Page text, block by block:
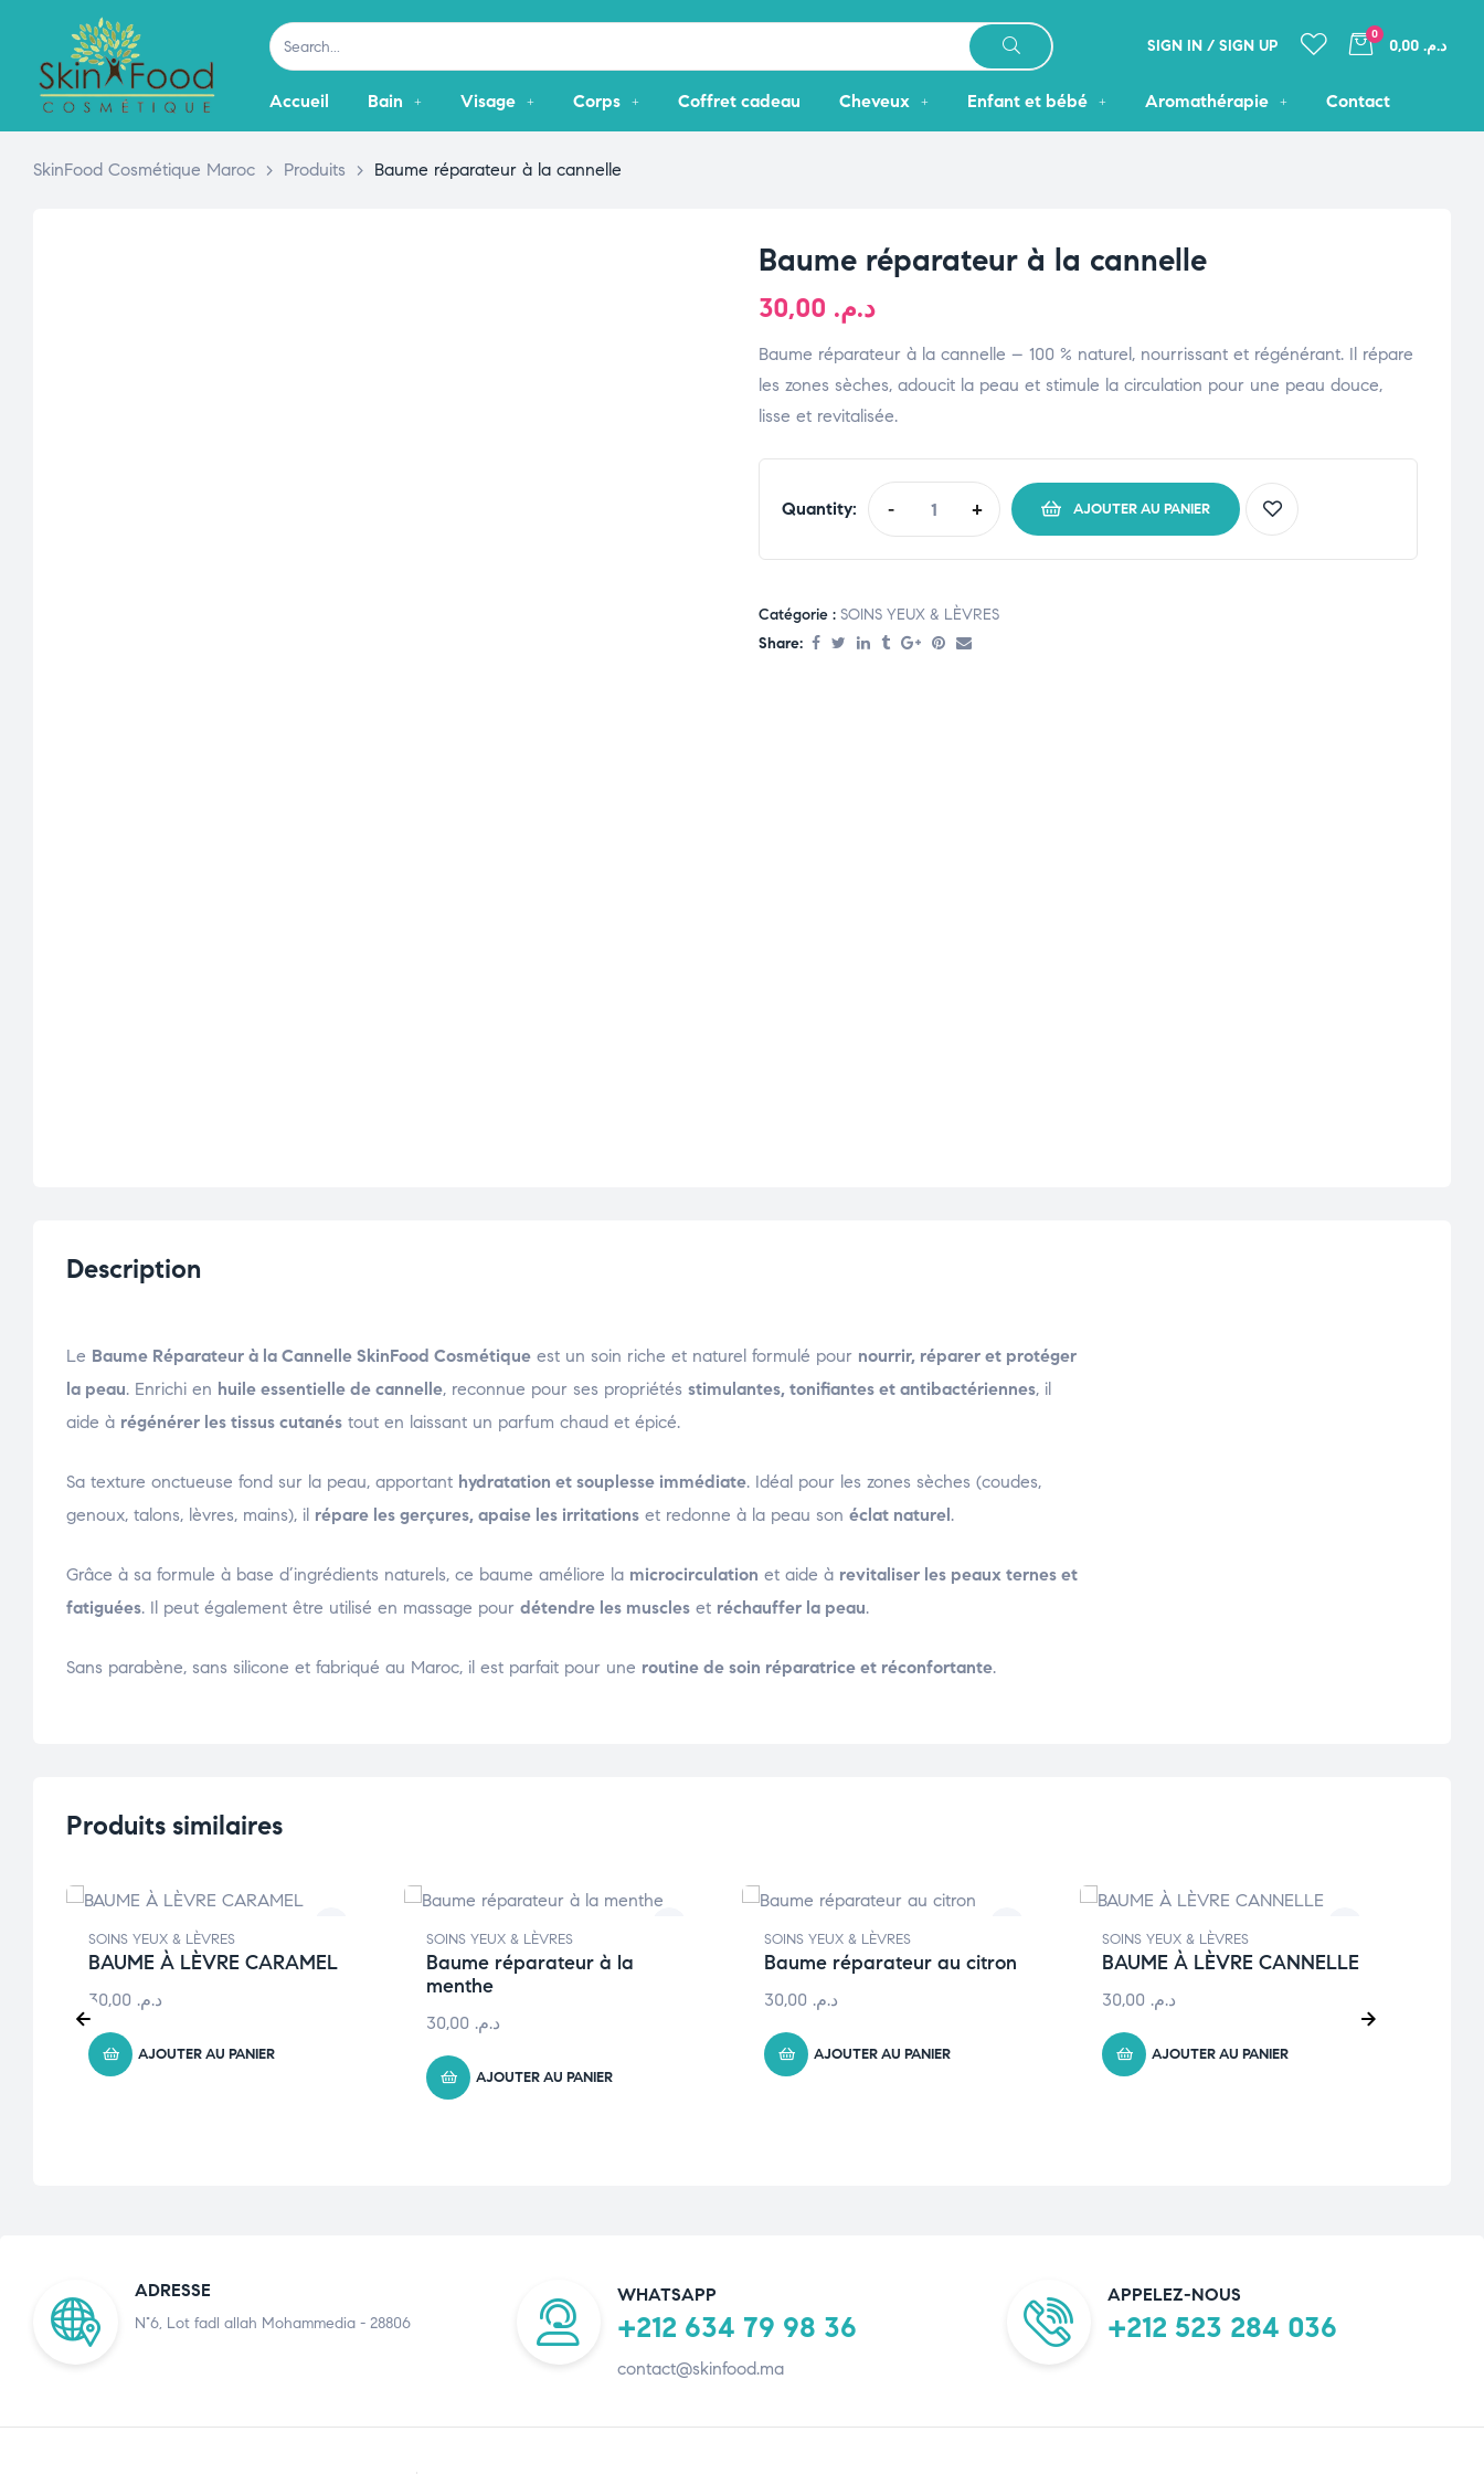
SIGN IN / SIGN UP
0
د.م. 0,00
Accueil Bain Visage Corps Coffret cadeau Cheveux Enfant et bébé Aromathérapie Contact
SkinFood Cosmétique Maroc > Produits > Baume réparateur à la cannelle
Baume réparateur à la cannelle
د.م.
Baume réparateur à la cannelle – 100 % naturel, nourrissant et régénérant. Il répare
les zones sèches, adoucit la peau et stimule la circulation pour une peau douce,
lisse et revitalisée.
Quantity: - + AJOUTER AU PANIER
Catégorie : SOINS YEUX & LÈVRES
Share:
Description
Le Baume Réparateur à la Cannelle SkinFood Cosmétique est un soin riche et naturel formulé pour nourrir, réparer et protéger
la peau. Enrichi en huile essentielle de cannelle, reconnue pour ses propriétés stimulantes, tonifiantes et antibactériennes, il
aide à régénérer les tissus cutanés tout en laissant un parfum chaud et épicé.
Sa texture onctueuse fond sur la peau, apportant hydratation et souplesse immédiate. Idéal pour les zones sèches (coudes,
genoux, talons, lèvres, mains), il répare les gerçures, apaise les irritations et redonne à la peau son éclat naturel.
Grâce à sa formule à base d’ingrédients naturels, ce baume améliore la microcirculation et aide à revitaliser les peaux ternes et
fatiguées. Il peut également être utilisé en massage pour détendre les muscles et réchauffer la peau.
Sans parabène, sans silicone et fabriqué au Maroc, il est parfait pour une routine de soin réparatrice et réconfortante.
Produits similaires
SOINS YEUX & LÈVRES
BAUME À LÈVRE CARAMEL
د.م.
AJOUTER AU PANIER
SOINS YEUX & LÈVRES
Baume réparateur à la
menthe
د.م.
AJOUTER AU PANIER
SOINS YEUX & LÈVRES
Baume réparateur au citron
د.م.
AJOUTER AU PANIER
SOINS YEUX & LÈVRES
BAUME À LÈVRE CANNELLE
د.م.
AJOUTER AU PANIER
ADRESSE
N°6, Lot fadl allah Mohammedia - 28806
WHATSAPP
+212 634 79 98 36
contact@skinfood.ma
APPELEZ-NOUS
+212 523 284 036